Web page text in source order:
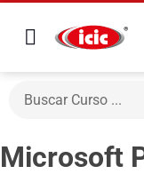
Microsoft